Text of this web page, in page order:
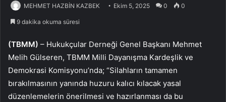
MEHMET HAZBİN KAZBEK Ekim 5, 2025 0 0
9 dakika okuma süresi
(TBMM) – Hukukçular Derneği Genel Başkanı Mehmet
Melih Gülseren, TBMM Milli Dayanışma Kardeşlik ve
Demokrasi Komisyonu’nda; “Silahların tamamen
bırakılmasının yanında huzuru kalıcı kılacak yasal
düzenlemelerin önerilmesi ve hazırlanması da bu